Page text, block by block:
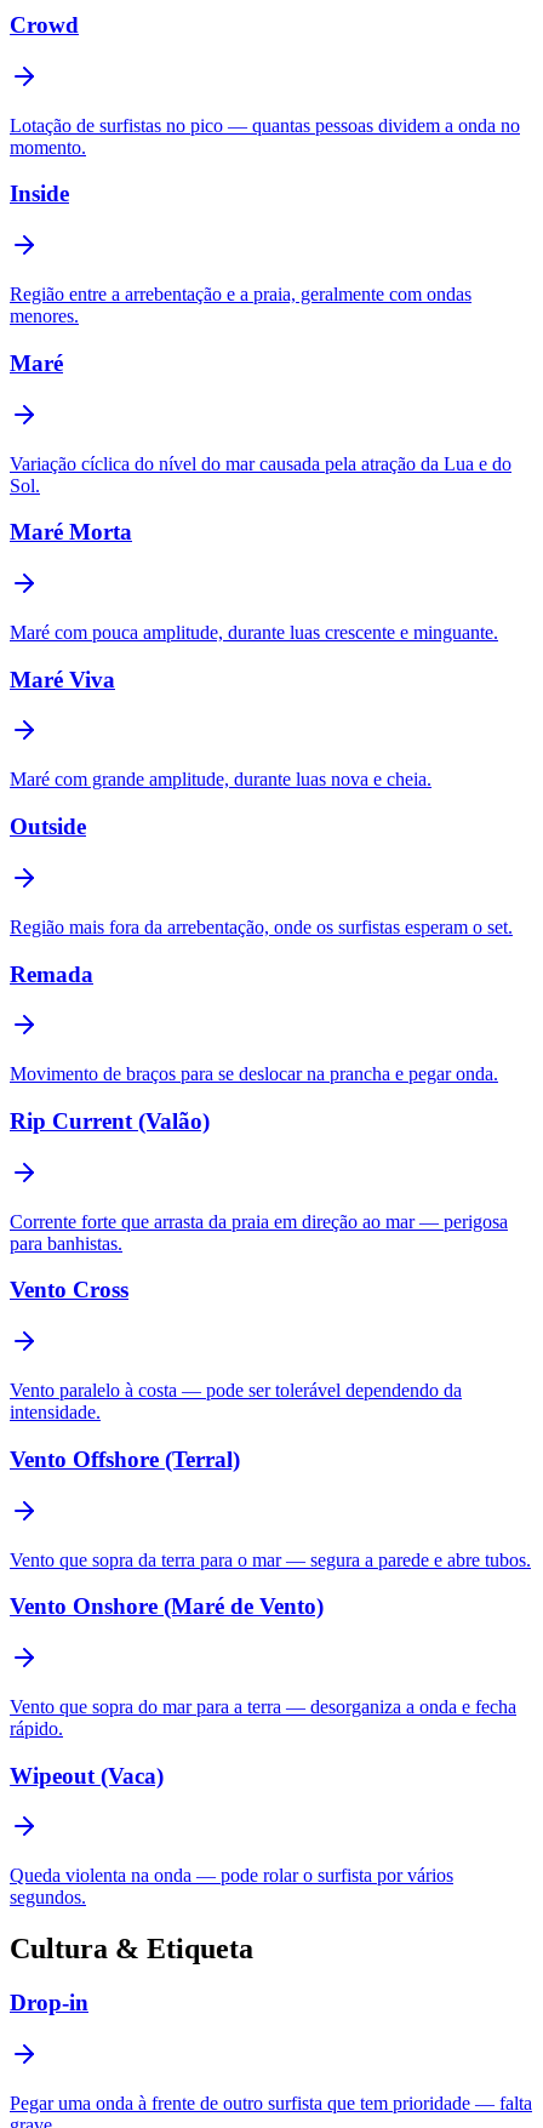
Crowd
Lotação de surfistas no pico — quantas pessoas dividem a onda no
momento.
Inside
Região entre a arrebentação e a praia, geralmente com ondas
menores.
Maré
Variação cíclica do nível do mar causada pela atração da Lua e do
Sol.
Maré Morta
Maré com pouca amplitude, durante luas crescente e minguante.
Maré Viva
Maré com grande amplitude, durante luas nova e cheia.
Outside
Região mais fora da arrebentação, onde os surfistas esperam o set.
Remada
Movimento de braços para se deslocar na prancha e pegar onda.
Rip Current (Valão)
Corrente forte que arrasta da praia em direção ao mar — perigosa
para banhistas.
Vento Cross
Vento paralelo à costa — pode ser tolerável dependendo da
intensidade.
Vento Offshore (Terral)
Vento que sopra da terra para o mar — segura a parede e abre tubos.
Vento Onshore (Maré de Vento)
Vento que sopra do mar para a terra — desorganiza a onda e fecha
rápido.
Wipeout (Vaca)
Queda violenta na onda — pode rolar o surfista por vários
segundos.
Cultura & Etiqueta
Drop-in
Pegar uma onda à frente de outro surfista que tem prioridade — falta